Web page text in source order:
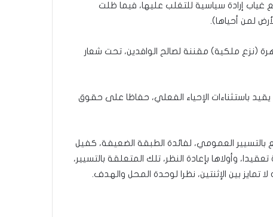
إرادة سياسية للتغلب عليها، فيما ظلت
لمن أحياها).
(نزع ملكية) مقننة لصالح الوافدين، تحت شعار
باستثناءات الإحياء الفعلي، حفاظا على حقوق
بالتسيير العمومي، لفائدة الطبقة الضعيفة، كفيل
وأولاها بإعادة النظر، تلك المتعلقة بالتسيير،
لا تمايز بين الإثنتين، نظرا لوحدة المحل والهدف.